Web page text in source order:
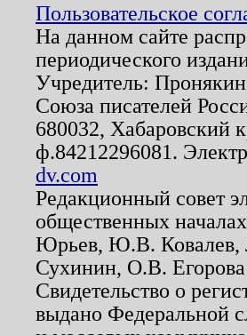
Пользовательское
На данном сайте
периодического
Учредитель:
Союза писателей
680032, Хабаровский
ф.84212296081.
dv.com
Редакционный совет
общественных
Юрьев, Ю.В.
Сухинин, О.В. Егорова
Свидетельство о
выдано Федеральной